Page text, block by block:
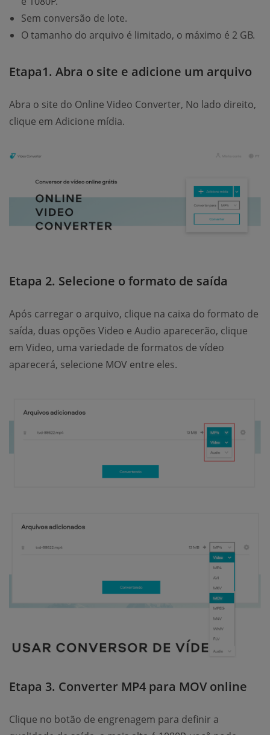
Sem conversão de lote.
O tamanho do arquivo é limitado, o máximo é 2 GB.
Etapa1. Abra o site e adicione um arquivo
Abra o site do Online Video Converter, No lado direito,
clique em Adicione mídia.
Etapa 2. Selecione o formato de saída
Após carregar o arquivo, clique na caixa do formato de
saída, duas opções Video e Audio aparecerão, clique
em Video, uma variedade de formatos de vídeo
aparecerá, selecione MOV entre eles.
Etapa 3. Converter MP4 para MOV online
Clique no botão de engrenagem para definir a